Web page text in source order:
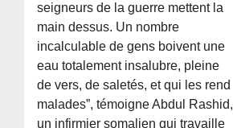
seigneurs de la guerre mettent la
main dessus. Un nombre
incalculable de gens boivent une
eau totalement insalubre, pleine
de vers, de saletés, et qui les rend
malades”, témoigne Abdul Rashid,
un infirmier somalien qui travaille